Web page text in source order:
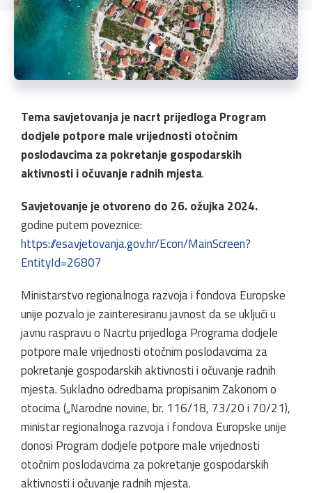
Tema savjetovanja je nacrt prijedloga Program
dodjele potpore male vrijednosti otočnim
poslodavcima za pokretanje gospodarskih
aktivnosti i očuvanje radnih mjesta.
Savjetovanje je otvoreno do 26. ožujka 2024.
godine putem poveznice:
https://esavjetovanja.gov.hr/Econ/MainScreen?
EntityId=26807
Ministarstvo regionalnoga razvoja i fondova Europske
unije pozvalo je zainteresiranu javnost da se uključi u
javnu raspravu o Nacrtu prijedloga Programa dodjele
potpore male vrijednosti otočnim poslodavcima za
pokretanje gospodarskih aktivnosti i očuvanje radnih
mjesta. Sukladno odredbama propisanim Zakonom o
otocima („Narodne novine, br. 116/18, 73/20 i 70/21),
ministar regionalnoga razvoja i fondova Europske unije
donosi Program dodjele potpore male vrijednosti
otočnim poslodavcima za pokretanje gospodarskih
aktivnosti i očuvanje radnih mjesta.